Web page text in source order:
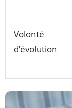
Volonté
d’évolution